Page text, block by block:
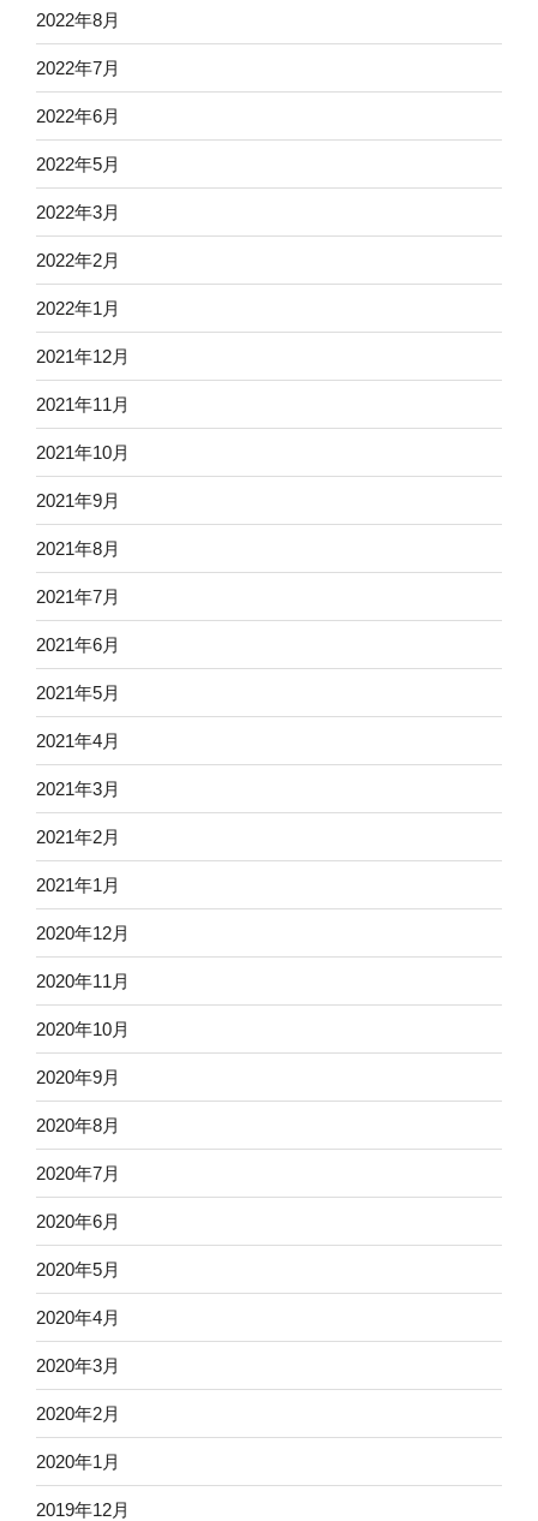
2022年8月
2022年7月
2022年6月
2022年5月
2022年3月
2022年2月
2022年1月
2021年12月
2021年11月
2021年10月
2021年9月
2021年8月
2021年7月
2021年6月
2021年5月
2021年4月
2021年3月
2021年2月
2021年1月
2020年12月
2020年11月
2020年10月
2020年9月
2020年8月
2020年7月
2020年6月
2020年5月
2020年4月
2020年3月
2020年2月
2020年1月
2019年12月